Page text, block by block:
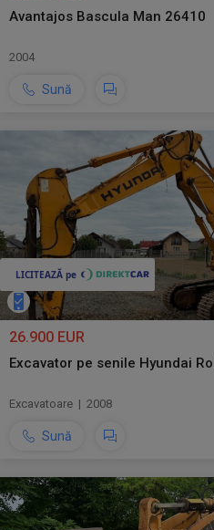
Avantajos Bascula Man 26410
2004
Sună
26.900 EUR
Excavator pe senile Hyundai
Excavatoare | 2008
Sună